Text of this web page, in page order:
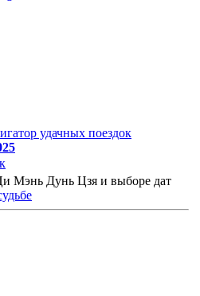
удачных поездок
Мэнь Дунь Цзя и выборе дат